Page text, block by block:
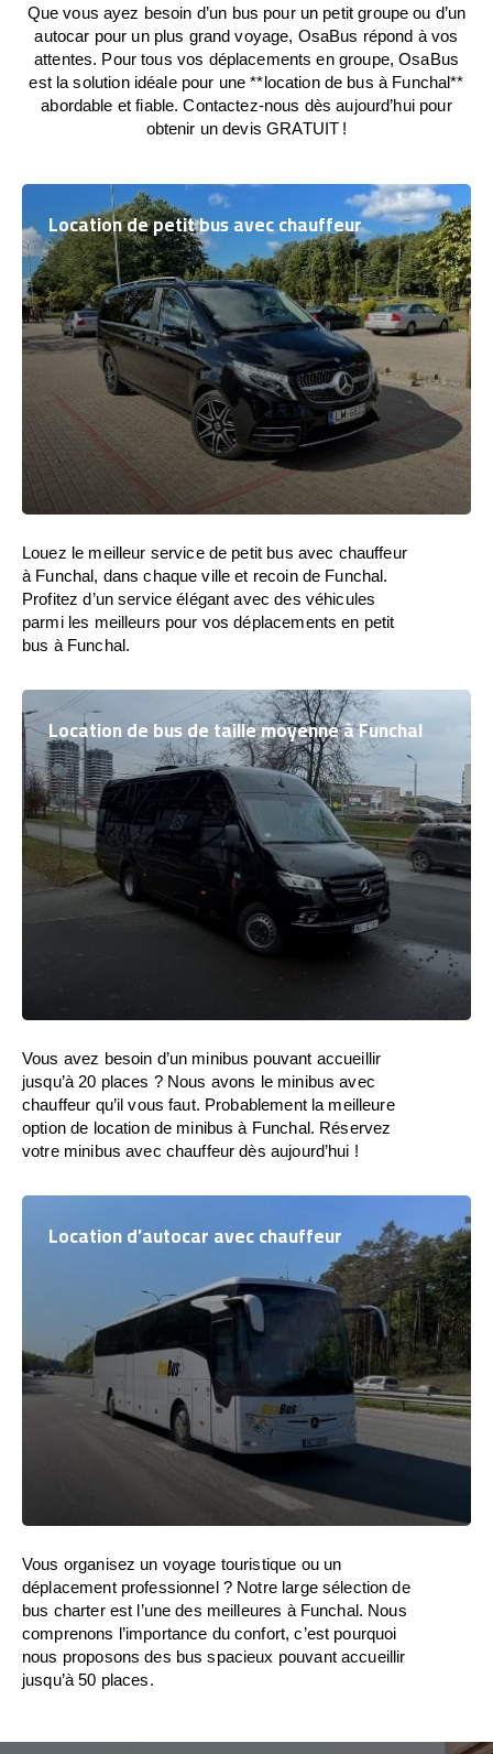
Que vous ayez besoin d’un bus pour un petit groupe ou d’un
autocar pour un plus grand voyage, OsaBus répond à vos
attentes. Pour tous vos déplacements en groupe, OsaBus
est la solution idéale pour une **location de bus à Funchal**
abordable et fiable. Contactez-nous dès aujourd’hui pour
obtenir un devis GRATUIT !
Location de petit bus avec chauffeur
Louez le meilleur service de petit bus avec chauffeur
à Funchal, dans chaque ville et recoin de Funchal.
Profitez d’un service élégant avec des véhicules
parmi les meilleurs pour vos déplacements en petit
bus à Funchal.
Location de bus de taille moyenne à Funchal
Vous avez besoin d’un minibus pouvant accueillir
jusqu’à 20 places ? Nous avons le minibus avec
chauffeur qu’il vous faut. Probablement la meilleure
option de location de minibus à Funchal. Réservez
votre minibus avec chauffeur dès aujourd’hui !
Location d’autocar avec chauffeur
Vous organisez un voyage touristique ou un
déplacement professionnel ? Notre large sélection de
bus charter est l’une des meilleures à Funchal. Nous
comprenons l’importance du confort, c’est pourquoi
nous proposons des bus spacieux pouvant accueillir
jusqu’à 50 places.